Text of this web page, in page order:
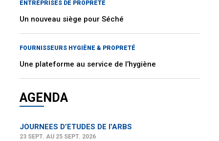
ENTREPRISES DE PROPRETÉ
Un nouveau siège pour Séché
FOURNISSEURS HYGIÈNE & PROPRETÉ
Une plateforme au service de l’hygiène
AGENDA
JOURNEES D’ETUDES DE l’ARBS
23 SEPT. AU 25 SEPT. 2026